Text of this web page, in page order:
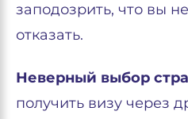
заподозрить, что вы
отказать.
Неверный выбор
получить визу через